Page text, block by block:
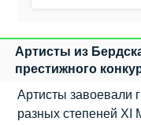
Артисты из
престижного
Артисты завоевали
разных степеней XI